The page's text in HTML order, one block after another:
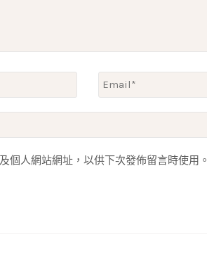
個人網站網址，以供下次發佈留言時使用。